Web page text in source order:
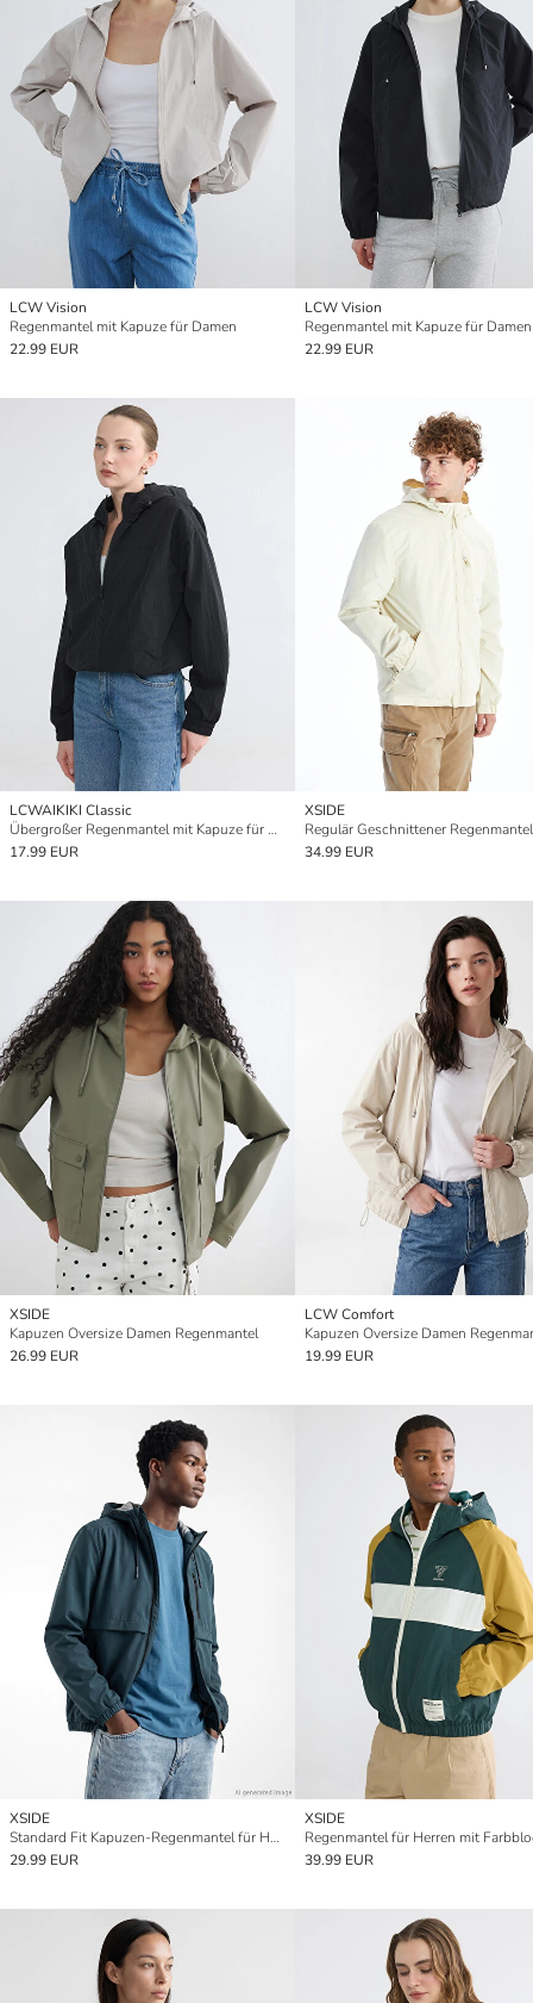
LCW Vision
Regenmantel mit Kapuze für Damen
22.99 EUR
LCW Vision
Regenmantel mit Kapuze für Damen
22.99 EUR
LCWAIKIKI Classic
Übergroßer Regenmantel mit Kapuze für Damen
17.99 EUR
XSIDE
34.99 EUR
XSIDE
Kapuzen Oversize Damen Regenmantel
26.99 EUR
LCW Comfort
Kapuzen Oversize Damen
19.99 EUR
XSIDE
Standard Fit Kapuzen-Regenmantel für Herren
29.99 EUR
XSIDE
39.99 EUR